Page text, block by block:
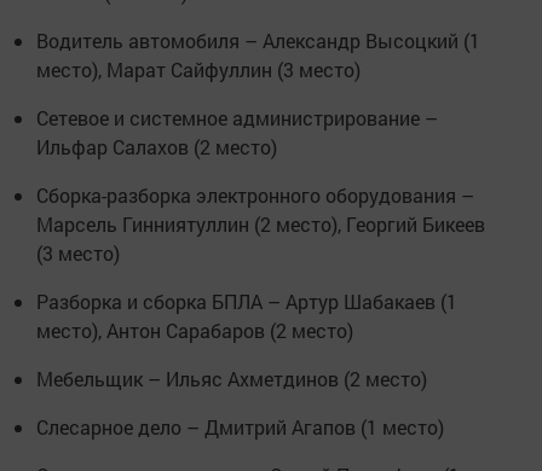
Водитель автомобиля – Александр Высоцкий (1
место), Марат Сайфуллин (3 место)
Сетевое и системное администрирование –
Ильфар Салахов (2 место)
Сборка-разборка электронного оборудования –
Марсель Гинниятуллин (2 место), Георгий Бикеев
(3 место)
Разборка и сборка БПЛА – Артур Шабакаев (1
место), Антон Сарабаров (2 место)
Мебельщик – Ильяс Ахметдинов (2 место)
Слесарное дело – Дмитрий Агапов (1 место)